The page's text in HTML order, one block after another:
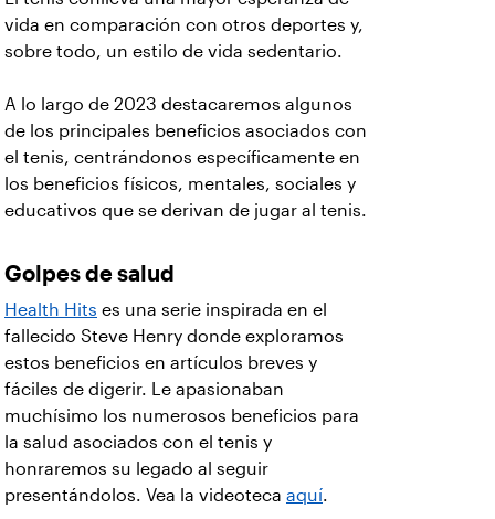
vida en comparación con otros deportes y,
sobre todo, un estilo de vida sedentario.
A lo largo de 2023 destacaremos algunos
de los principales beneficios asociados con
el tenis, centrándonos específicamente en
los beneficios físicos, mentales, sociales y
educativos que se derivan de jugar al tenis.
Golpes de salud
Health Hits es una serie inspirada en el
fallecido Steve Henry donde exploramos
estos beneficios en artículos breves y
fáciles de digerir. Le apasionaban
muchísimo los numerosos beneficios para
la salud asociados con el tenis y
honraremos su legado al seguir
presentándolos. Vea la videoteca aquí.